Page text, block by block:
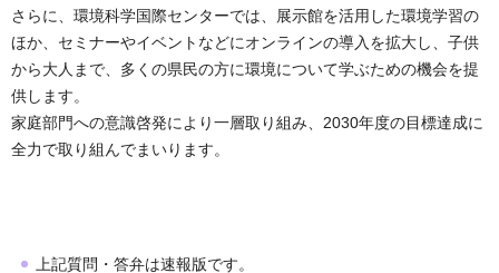
さらに、環境科学国際センターでは、展示館を活用した環境学習の
ほか、セミナーやイベントなどにオンラインの導入を拡大し、子供
から大人まで、多くの県民の方に環境について学ぶための機会を提
供します。
家庭部門への意識啓発により一層取り組み、2030年度の目標達成に
全力で取り組んでまいります。
上記質問・答弁は速報版です。